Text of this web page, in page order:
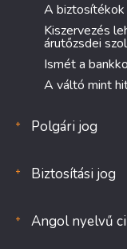
A biztosítékok
Kiszervezés
árutőzsdei
Ismét a
A váltó mint
Polgári jog
Biztosítási jog
Angol nyelvű